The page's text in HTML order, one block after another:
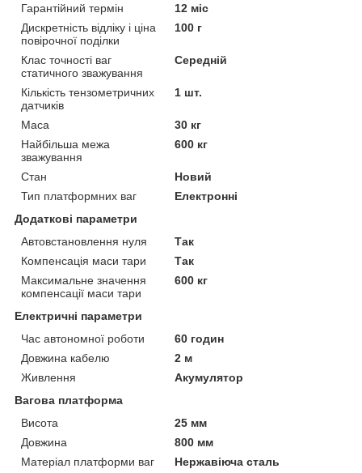
Гарантійний термін
12 міс
Дискретність відліку і ціна
повірочної поділки
100 г
Клас точності ваг
статичного зважування
Середній
Кількість тензометричних
датчиків
1 шт.
Маса
30 кг
Найбільша межа
зважування
600 кг
Стан
Новий
Тип платформних ваг
Електронні
Додаткові параметри
Автовстановлення нуля
Так
Компенсація маси тари
Так
Максимальне значення
компенсації маси тари
600 кг
Електричні параметри
Час автономної роботи
60 годин
Довжина кабелю
2 м
Живлення
Акумулятор
Вагова платформа
Висота
25 мм
Довжина
800 мм
Матеріал платформи ваг
Нержавіюча сталь